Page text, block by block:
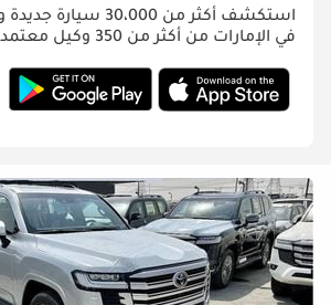
استكشف أكثر من
في الإمارات من أكثر من 350 وكيل معتمد.